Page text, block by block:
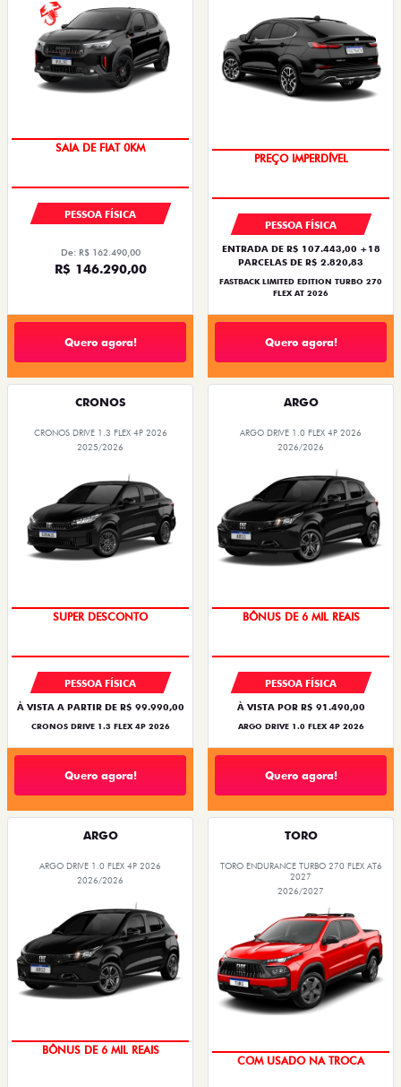
SAIA DE FIAT 0KM
PESSOA FÍSICA
De: R$ 162.490,00
R$ 146.290,00
Quero agora!
PREÇO IMPERDÍVEL
PESSOA FÍSICA
ENTRADA DE R$ 107.443,00 +18
PARCELAS DE R$ 2.820,83
FASTBACK LIMITED EDITION TURBO 270
FLEX AT 2026
Quero agora!
CRONOS
CRONOS DRIVE 1.3 FLEX 4P 2026
2025/2026
SUPER DESCONTO
PESSOA FÍSICA
À VISTA A PARTIR DE R$ 99.990,00
CRONOS DRIVE 1.3 FLEX 4P 2026
Quero agora!
ARGO
ARGO DRIVE 1.0 FLEX 4P 2026
2026/2026
BÔNUS DE 6 MIL REAIS
PESSOA FÍSICA
À VISTA POR R$ 91.490,00
ARGO DRIVE 1.0 FLEX 4P 2026
Quero agora!
ARGO
ARGO DRIVE 1.0 FLEX 4P 2026
2026/2026
BÔNUS DE 6 MIL REAIS
TORO
TORO ENDURANCE TURBO 270 FLEX AT6
2027
2026/2027
COM USADO NA TROCA